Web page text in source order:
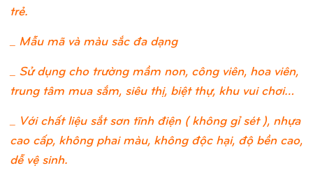
trẻ.
_ Mẫu mã và màu sắc đa dạng
_ Sử dụng cho trường mầm non, công viên, hoa viên,
trung tâm mua sắm, siêu thị, biệt thự, khu vui chơi…
_ Với chất liệu sắt sơn tĩnh điện ( không gỉ sét ), nhựa
cao cấp, không phai màu, không độc hại, độ bền cao,
dễ vệ sinh.